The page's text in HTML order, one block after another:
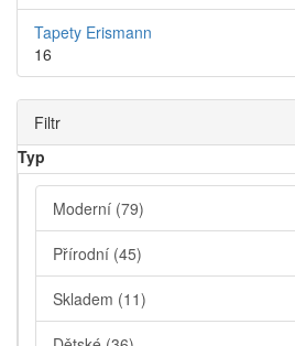
Tapety Erismann
16
Filtr
Typ
Moderní (79)
Přírodní (45)
Skladem (11)